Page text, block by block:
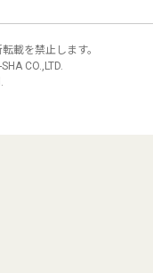
載を禁止します。
CO.,LTD.